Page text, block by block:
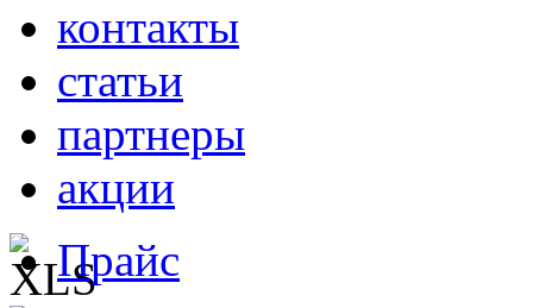
контакты
статьи
партнеры
акции
Прайс